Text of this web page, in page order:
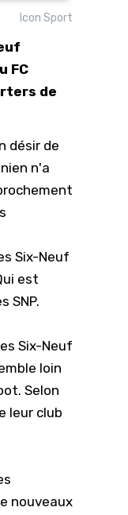
Icon Sport
FC
de
désir de
n'a
Six-Neuf
est
SNP.
Six-Neuf
loin
Selon
leur club
nouveaux